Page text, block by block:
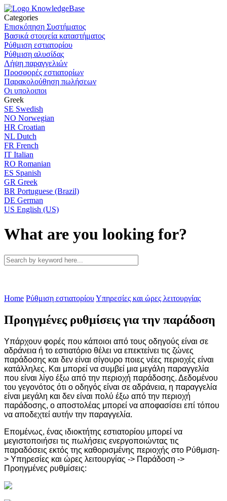
Categories
Επισκόπηση Συστήματος
Βασικά στοιχεία καταστήματος
Ρύθμιση εστιατορίου
Ρύθμιση αλυσίδας
Λήψη παραγγελιών
Προσφορές εστιατορίων
Παρακολούθηση πωλήσεων
Οι υπολοιποι
Greek
SE Swedish
NO Norwegian
HR Croatian
NL Dutch
FR French
IT Italian
RO Romanian
ES Spanish
GR Greek
BR Portuguese (Brazil)
DE German
US English (US)
What are you looking for?
Home Ρύθμιση εστιατορίουΥπηρεσίες και ώρες λειτουργίας
Προηγμένες ρυθμίσεις για την παράδοση
Υπάρχουν φορές που κάποιοι από τους οδηγούς είναι σε
αδράνεια ή το εστιατόριο θέλει να επεκτείνει τις ζώνες
παράδοσης και δεν είναι σίγουρο ποιες νέες περιοχές είναι
κατάλληλες. Και μπορεί να συμβεί μια μεγάλη παραγγελία
που είναι λίγο έξω από την περιοχή παράδοσης. Δεδομένου
του γεγονότος ότι ο οδηγός είναι σε αδράνεια, η παραγγελία
είναι μεγάλη και δεν είναι πολύ έξω από την περιοχή
παράδοσης, ο αποστολέας μπορεί να αποφασίσει επί τόπου
να αποδεχτεί αυτήν την παραγγελία.
Επομένως, ένας ιδιοκτήτης εστιατορίου μπορεί να
μεγιστοποιήσει τις πωλήσεις ενεργοποιώντας τις
παραδόσεις εκτός της καθορισμένης περιοχής στο Ρύθμιση-
> Υπηρεσίες και ώρες λειτουργίας -> Παράδοση ->
Προηγμένες ρυθμίσεις: